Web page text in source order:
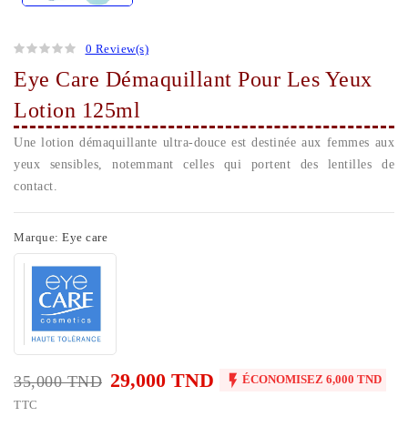
0 Review(s)
Eye Care Démaquillant Pour Les Yeux
Lotion 125ml
Une lotion démaquillante ultra-douce est destinée aux femmes aux
yeux sensibles, notemmant celles qui portent des lentilles de
contact.
Marque: Eye care
35,000 TND 29,000 TND  ÉCONOMISEZ 6,000 TND
TTC